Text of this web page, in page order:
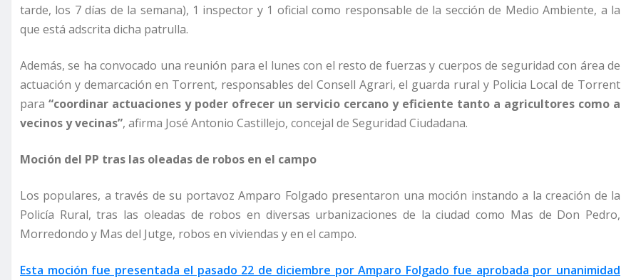
tarde, los 7 días de la semana), 1 inspector y 1 oficial como responsable de la sección de Medio Ambiente, a la
que está adscrita dicha patrulla.
Además, se ha convocado una reunión para el lunes con el resto de fuerzas y cuerpos de seguridad con área de
actuación y demarcación en Torrent, responsables del Consell Agrari, el guarda rural y Policia Local de Torrent
para “coordinar actuaciones y poder ofrecer un servicio cercano y eficiente tanto a agricultores como a
vecinos y vecinas”, afirma José Antonio Castillejo, concejal de Seguridad Ciudadana.
Moción del PP tras las oleadas de robos en el campo
Los populares, a través de su portavoz Amparo Folgado presentaron una moción instando a la creación de la
Policía Rural, tras las oleadas de robos en diversas urbanizaciones de la ciudad como Mas de Don Pedro,
Morredondo y Mas del Jutge, robos en viviendas y en el campo.
Esta moción fue presentada el pasado 22 de diciembre por Amparo Folgado fue aprobada por unanimidad